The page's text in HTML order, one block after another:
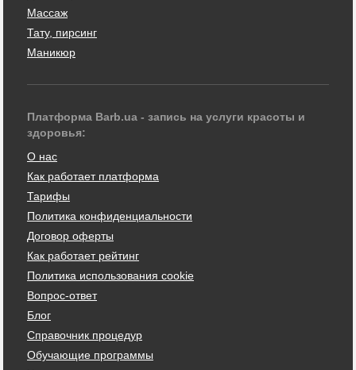
Массаж
Тату, пирсинг
Маникюр
Платформа Barb.ua - запись на услуги красоты и
здоровья:
О нас
Как работает платформа
Тарифы
Политика конфиденциальности
Договор оферты
Как работает рейтинг
Политика использования cookie
Вопрос-ответ
Блог
Справочник процедур
Обучающие программы